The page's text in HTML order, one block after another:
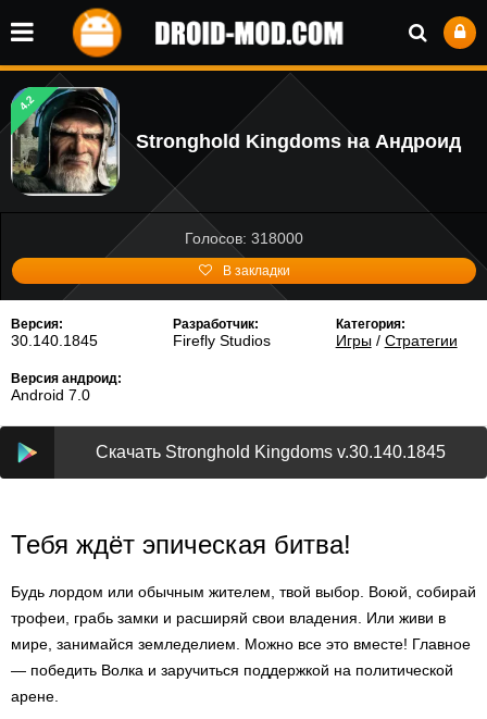
4.2
Stronghold Kingdoms на Андроид
Голосов: 318000
В закладки
Версия:
30.140.1845
Разработчик:
Firefly Studios
Категория:
Игры/ Стратегии
Версия андроид:
Android 7.0
Скачать Stronghold Kingdoms v.30.140.1845
Тебя ждёт эпическая битва!
Будь лордом или обычным жителем, твой выбор. Воюй, собирай
трофеи, грабь замки и расширяй свои владения. Или живи в
мире, занимайся земледелием. Можно все это вместе! Главное
— победить Волка и заручиться поддержкой на политической
арене.